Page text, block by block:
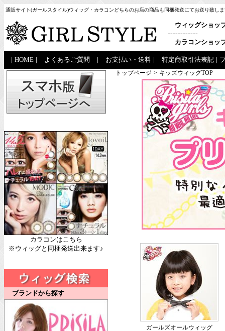
通販サイト(ガールスタイル)ウィッグ・カラコンどちらのお店の商品も同梱発送にてお送り致し
ウィッグショッ
------------
カラコンショッ
HOME よくあるご質問 お支払い・送料 特定商取引法表記
カラコンはこちら
※ウィッグと同梱発送出来ます♪
ブランドから探す
トップページ > キッズウィッグTOP
ガールズオールウィッグ